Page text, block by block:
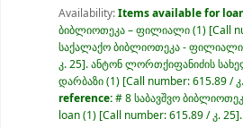
Availability:Items available for
ბიბლიოთეკა – ფილიალი(1) Call
საქალაქო ბიბლიოთეკა - ფილიალი
კ. 25 .ანტონ ლორთქიფანიძის
დარბაზი(1) Call number:615.89 /
reference:# 8 საბავშვო
loan(1) Call number:615.89 / კ. 25 .